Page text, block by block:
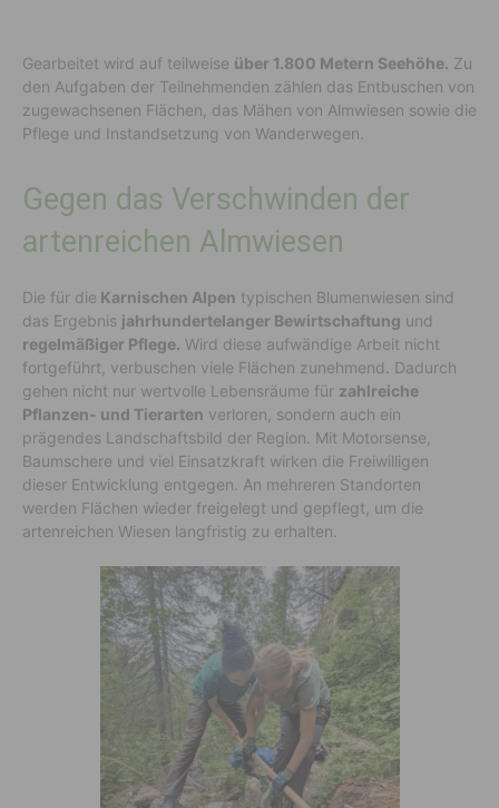
Gearbeitet wird auf teilweise über 1.800 Metern Seehöhe. Zu
den Aufgaben der Teilnehmenden zählen das Entbuschen von
zugewachsenen Flächen, das Mähen von Almwiesen sowie die
Pflege und Instandsetzung von Wanderwegen.
Gegen das Verschwinden der
artenreichen Almwiesen
Die für die Karnischen Alpen typischen Blumenwiesen sind
das Ergebnis jahrhundertelanger Bewirtschaftung und
regelmäßiger Pflege. Wird diese aufwändige Arbeit nicht
fortgeführt, verbuschen viele Flächen zunehmend. Dadurch
gehen nicht nur wertvolle Lebensräume für zahlreiche
Pflanzen- und Tierarten verloren, sondern auch ein
prägendes Landschaftsbild der Region. Mit Motorsense,
Baumschere und viel Einsatzkraft wirken die Freiwilligen
dieser Entwicklung entgegen. An mehreren Standorten
werden Flächen wieder freigelegt und gepflegt, um die
artenreichen Wiesen langfristig zu erhalten.